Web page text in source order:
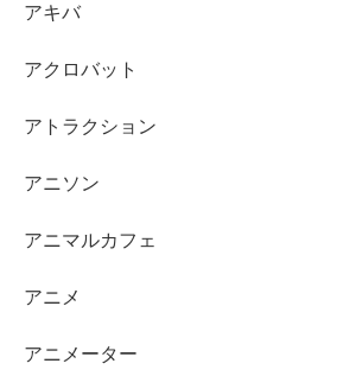
アキバ
アクロバット
アトラクション
アニソン
アニマルカフェ
アニメ
アニメーター